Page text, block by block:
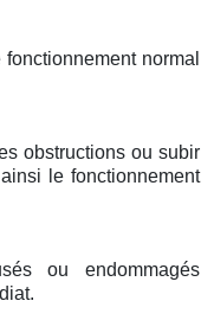
normal
obstructions ou subir
le fonctionnement
ou endommagés